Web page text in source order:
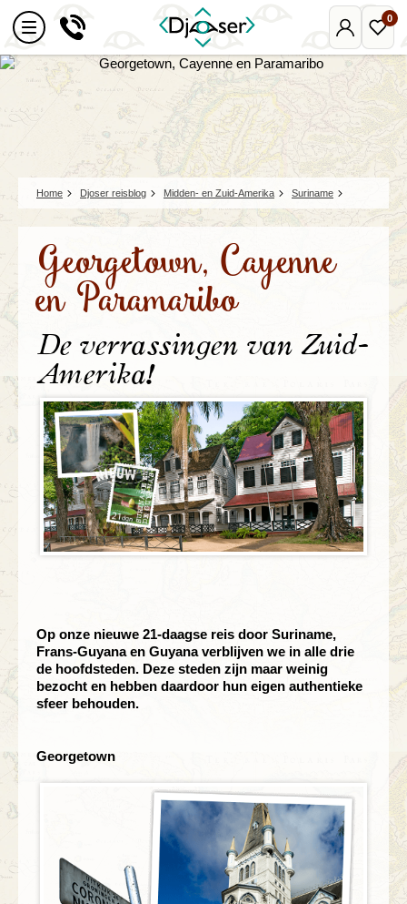
Mijn
Djoser
0
Home Djoser reisblog Midden- en Zuid-Amerika Suriname
Georgetown, Cayenne
en Paramaribo
De verrassingen van Zuid-
Amerika!
Op onze nieuwe 21-daagse reis door Suriname,
Frans-Guyana en Guyana verblijven we in alle drie
de hoofdsteden. Deze steden zijn maar weinig
bezocht en hebben daardoor hun eigen authentieke
sfeer behouden.
Georgetown